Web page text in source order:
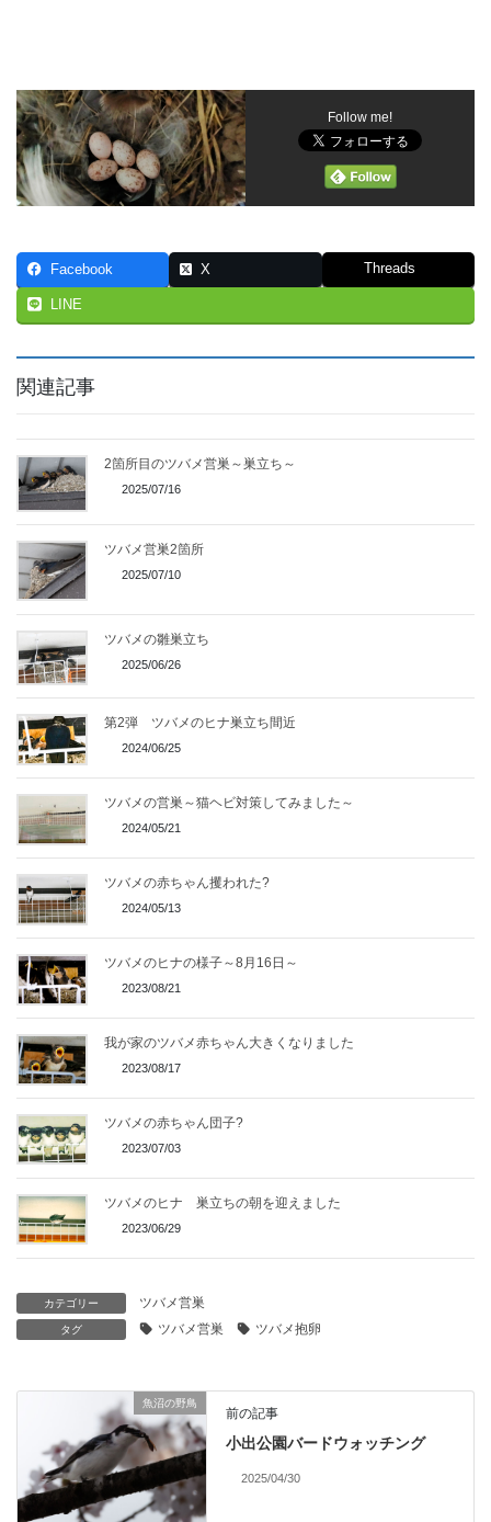
Follow me!
Facebook X Threads
LINE
関連記事
2箇所目のツバメ営巣～巣立ち～
2025/07/16
ツバメ営巣2箇所
2025/07/10
ツバメの雛巣立ち
2025/06/26
第2弾 ツバメのヒナ巣立ち間近
2024/06/25
ツバメの営巣～猫ヘビ対策してみました～
2024/05/21
ツバメの赤ちゃん攫われた?
2024/05/13
ツバメのヒナの様子～8月16日～
2023/08/21
我が家のツバメ赤ちゃん大きくなりました
2023/08/17
ツバメの赤ちゃん団子?
2023/07/03
ツバメのヒナ 巣立ちの朝を迎えました
2023/06/29
カテゴリー ツバメ営巣
タグ ツバメ営巣 ツバメ抱卵
魚沼の野鳥
前の記事
小出公園バードウォッチング
2025/04/30